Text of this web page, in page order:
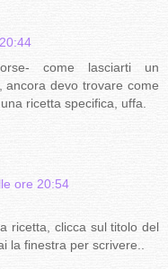
come lasciarti un
ancora devo trovare come
ricetta specifica, uffa.
ore 20:54
ricetta, clicca sul titolo del
la finestra per scrivere..